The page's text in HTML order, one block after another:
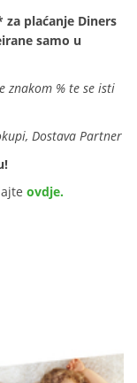
plaćanje Diners
samo u
znakom % te se isti
Dostava Partner
ovdje.